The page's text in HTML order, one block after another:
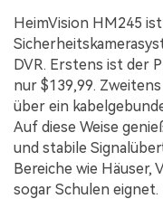
HeimVision HM245
DVR. Erstens ist der
nur $139,99.
über ein
Auf diese Weise
und stabile
Bereiche wie Häuser,
sogar Schulen